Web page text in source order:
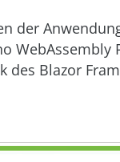
der
WebAssembly
des Blazor